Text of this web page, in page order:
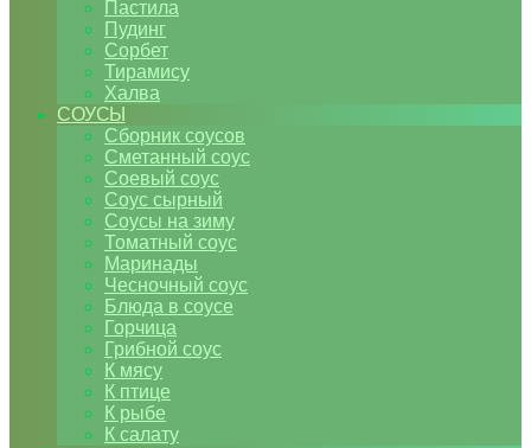
Пастила
Пудинг
Сорбет
Тирамису
Халва
СОУСЫ
Сборник соусов
Сметанный соус
Соевый соус
Соус сырный
Соусы на зиму
Томатный соус
Маринады
Чесночный соус
Блюда в соусе
Горчица
Грибной соус
К мясу
К птице
К рыбе
К салату